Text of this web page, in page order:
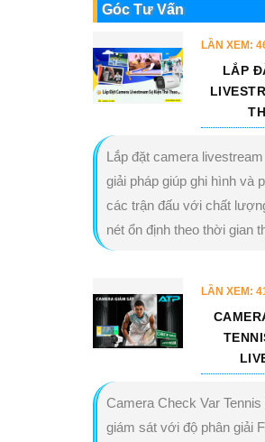
Góc Tư Vấn
LẦN XEM:
LẮP
Lắp đặt camera
giải pháp giúp ghi hình và
các trận đấu với chất
nét ổn định theo thời gian
LẦN XEM:
Camera Check Var
giám sát với độ phân giải